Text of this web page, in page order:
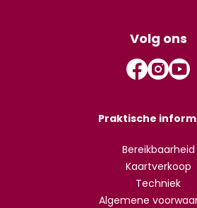
Volg ons
Praktische
Bereikbaarheid
Kaartverkoop
Techniek
Algemene